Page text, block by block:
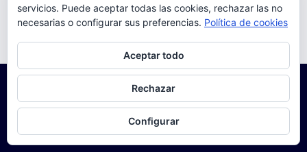
torrent al dia Ago 7, 2026
servicios. Puede aceptar todas las cookies, rechazar las no
necesarias o configurar sus preferencias. Política de cookies
Aceptar todo
Rechazar
Configurar
Para obtener más información, incluido cómo gestionar las cookies,